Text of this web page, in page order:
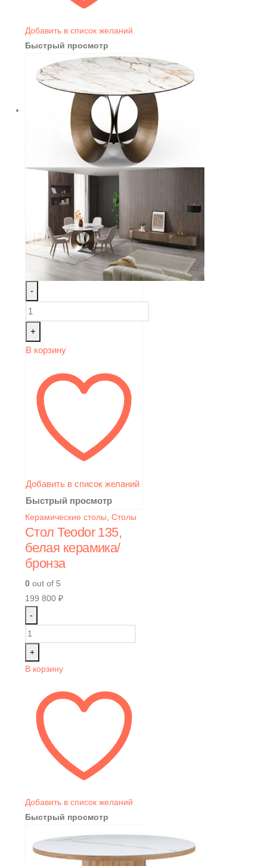
Добавить в список желаний
Быстрый просмотр
-
+
В корзину
Добавить в список желаний
Быстрый просмотр
Керамические столы Столы
Стол Teodor 135,
белая керамика/
бронза
0 out of 5
199 800 ₽
-
+
В корзину
Добавить в список желаний
Быстрый просмотр